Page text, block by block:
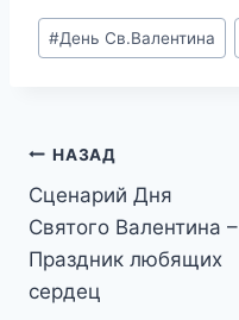
Метки
записи:
#День Св.Валентина
Навигация
по
записям
НАЗАД
Сценарий Дня
Святого Валентина –
Праздник любящих
сердец